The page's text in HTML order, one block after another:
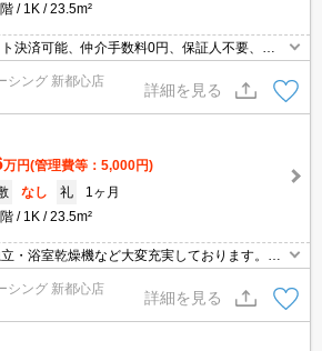
1K 23.5m²
決済可能、仲介手数料0円、保証人不要、人
です。
シング 新都心店
詳細を見る
万円(管理費等：5,000円)
なし 礼
1ヶ月
1K 23.5m²
・浴室乾燥機など大変充実しております。収
・クロゼットなど豊富なので、広々と空間を
す。来訪者が怪しければ対応しないこともで
るTVインターホンがあります。こちらの物件
居日として都合の良い日がございましたらご
シング 新都心店
詳細を見る